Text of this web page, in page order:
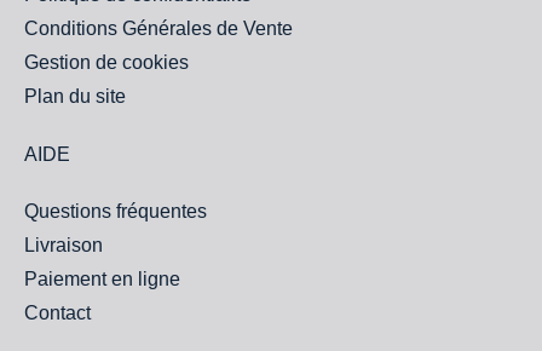
Conditions Générales de Vente
Gestion de cookies
Plan du site
AIDE
Questions fréquentes
Livraison
Paiement en ligne
Contact